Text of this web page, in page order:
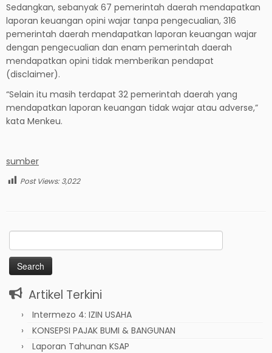
Sedangkan, sebanyak 67 pemerintah daerah mendapatkan
laporan keuangan opini wajar tanpa pengecualian, 316
pemerintah daerah mendapatkan laporan keuangan wajar
dengan pengecualian dan enam pemerintah daerah
mendapatkan opini tidak memberikan pendapat
(disclaimer).
“Selain itu masih terdapat 32 pemerintah daerah yang
mendapatkan laporan keuangan tidak wajar atau adverse,”
kata Menkeu.
sumber
Post Views: 3,022
Search
for:
Artikel Terkini
Intermezo 4: IZIN USAHA
KONSEPSI PAJAK BUMI & BANGUNAN
Laporan Tahunan KSAP